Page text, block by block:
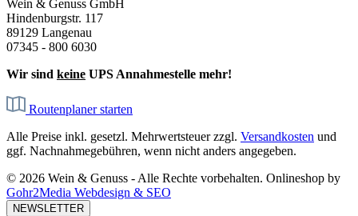
Wein & Genuss GmbH
Hindenburgstr. 117
89129 Langenau
07345 - 800 6030
Wir sind keine UPS Annahmestelle mehr!
Routenplaner starten
Alle Preise inkl. gesetzl. Mehrwertsteuer zzgl. Versandkosten und
ggf. Nachnahmegebühren, wenn nicht anders angegeben.
© 2026 Wein & Genuss - Alle Rechte vorbehalten. Onlineshop by
Gohr2Media Webdesign & SEO
NEWSLETTER